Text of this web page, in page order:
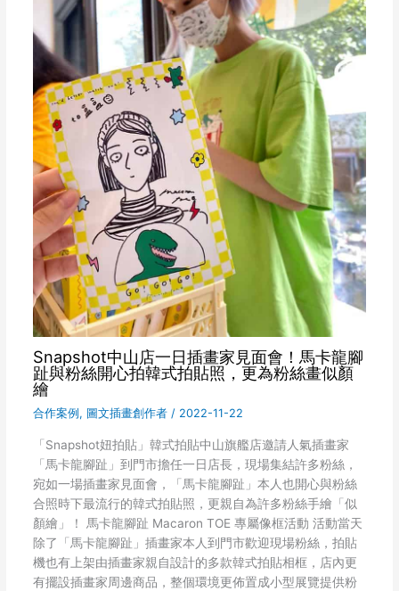
Snapshot中山店一日插畫家見面會！馬卡龍腳
趾與粉絲開心拍韓式拍貼照，更為粉絲畫似顏
繪
合作案例 , 圖文插畫創作者/ 2022-11-22
「Snapshot妞拍貼」韓式拍貼中山旗艦店邀請人氣插畫家
「馬卡龍腳趾」到門市擔任一日店長，現場集結許多粉絲，
宛如一場插畫家見面會，「馬卡龍腳趾」本人也開心與粉絲
合照時下最流行的韓式拍貼照，更親自為許多粉絲手繪「似
顏繪」！ 馬卡龍腳趾 Macaron TOE 專屬像框活動 活動當天
除了「馬卡龍腳趾」插畫家本人到門市歡迎現場粉絲，拍貼
機也有上架由插畫家親自設計的多款韓式拍貼相框，店內更
有擺設插畫家周邊商品，整個環境更佈置成小型展覽提供粉